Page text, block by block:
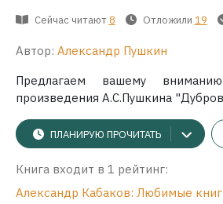
Сейчас читают 8 Отложили 19
Автор: Александр Пушкин
Предлагаем вашему
произведения А.С.Пушкина
ПЛАНИРУЮ ПРОЧИТАТЬ
Книга входит в 1 рейтинг:
Александр Кабаков: Любимые